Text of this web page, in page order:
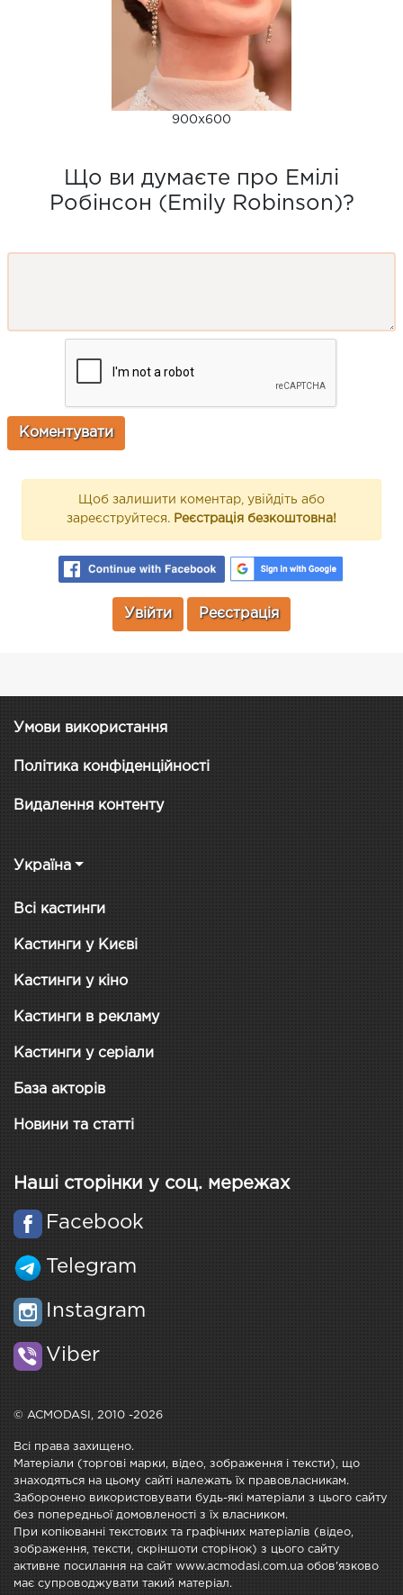
900x600
Що ви думаєте про Емілі
Робінсон (Emily Robinson)?
Щоб залишити коментар, увійдіть або
зареєструйтеся. Реєстрація безкоштовна!
Увійти Реєстрація
Умови використання
Політика конфіденційності
Видалення контенту
Україна
Всі кастинги
Кастинги у Києві
Кастинги у кіно
Кастинги в рекламу
Кастинги у серіали
База акторів
Новини та статті
Наші сторінки у соц. мережах
Facebook
Telegram
Instagram
Viber
© ACMODASI, 2010 -2026
Всі права захищено.
Матеріали (торгові марки, відео, зображення і тексти), що
знаходяться на цьому сайті належать їх правовласникам.
Заборонено використовувати будь-які матеріали з цього сайту
без попередньої домовленості з їх власником.
При копіюванні текстових та графічних матеріалів (відео,
зображення, тексти, скріншоти сторінок) з цього сайту
активне посилання на сайт www.acmodasi.com.ua обов'язково
має супроводжувати такий матеріал.